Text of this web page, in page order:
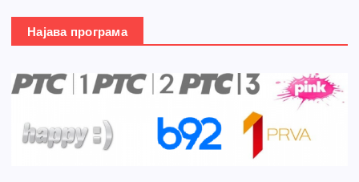
Најава програма